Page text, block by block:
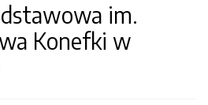
im.
Konefki w